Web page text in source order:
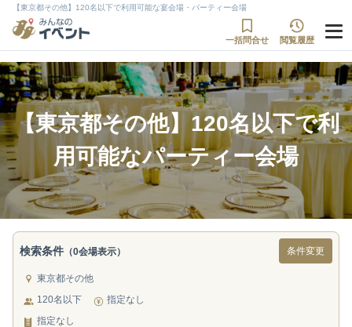
【東京都その他】120名以下で利用可能な宴会場・パーティー会場
一括問合せ 閲覧履歴
【東京都その他】120名以下で利
用可能なパーティー会場
検索条件 （0会場表示） 条件変更
東京都その他
120名以下
指定なし
指定なし